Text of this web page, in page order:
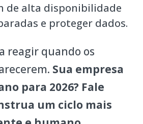
de alta disponibilidade
e proteger dados.
reagir quando os
Sua empresa
para 2026? Fale
um ciclo mais